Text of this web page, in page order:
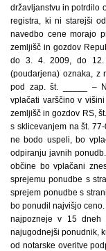
državljanstvu in potrdilo
registra, ki ni starejši
navedbo cene morajo
zemljišč in gozdov
do 3. 4. 2009, do 12.
(poudarjena) oznaka, z
pod zap. št. _____ –
vplačati varščino v
zemljišč in gozdov RS,
s sklicevanjem na št.
ne bodo uspeli, bo
odpiranju javnih
občine bo vplačani
sprejemu ponudbe s
sprejem ponudbe s
bo ponudil najvišjo
najpozneje v 15 dneh
najugodnejši ponudnik,
od notarske overitve